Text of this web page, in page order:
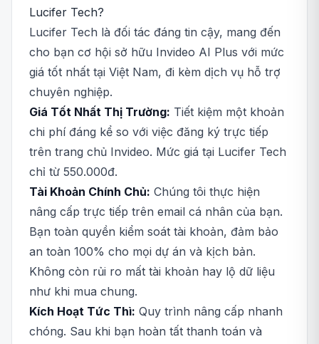
Lucifer Tech?
Lucifer Tech là đối tác đáng tin cậy, mang đến
cho bạn cơ hội sở hữu Invideo AI Plus với mức
giá tốt nhất tại Việt Nam, đi kèm dịch vụ hỗ trợ
chuyên nghiệp.
Giá Tốt Nhất Thị Trường: Tiết kiệm một khoản
chi phí đáng kể so với việc đăng ký trực tiếp
trên trang chủ Invideo. Mức giá tại Lucifer Tech
chỉ từ 550.000đ.
Tài Khoản Chính Chủ: Chúng tôi thực hiện
nâng cấp trực tiếp trên email cá nhân của bạn.
Bạn toàn quyền kiểm soát tài khoản, đảm bảo
an toàn 100% cho mọi dự án và kịch bản.
Không còn rủi ro mất tài khoản hay lộ dữ liệu
như khi mua chung.
Kích Hoạt Tức Thì: Quy trình nâng cấp nhanh
chóng. Sau khi bạn hoàn tất thanh toán và